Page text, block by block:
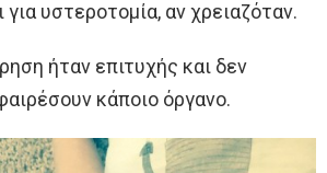
υστεροτομία, αν χρειαζόταν.
ήταν επιτυχής και δεν
κάποιο όργανο.